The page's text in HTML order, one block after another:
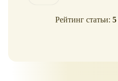
Рейтинг статьи: 5